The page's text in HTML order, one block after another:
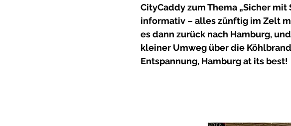
CityCaddy zum Thema „Sicher
informativ – alles zünftig im Zelt
es dann zurück nach Hamburg,
kleiner Umweg über die
Entspannung, Hamburg at its best!